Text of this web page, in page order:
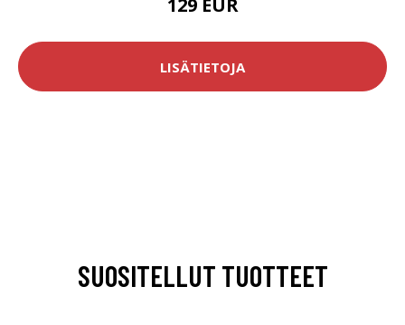
129 EUR
LISÄTIETOJA
SUOSITELLUT TUOTTEET